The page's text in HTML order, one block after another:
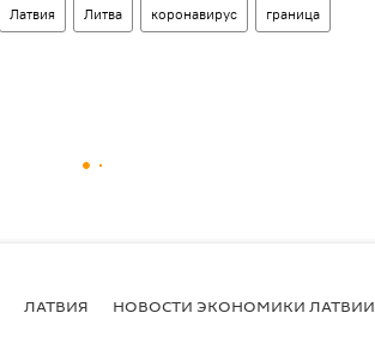
Латвия Литва коронавирус граница
ЛАТВИЯ НОВОСТИ ЭКОНОМИКИ ЛАТВИИ